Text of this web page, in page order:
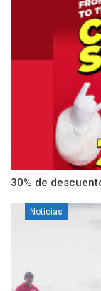
30% de
Noticias